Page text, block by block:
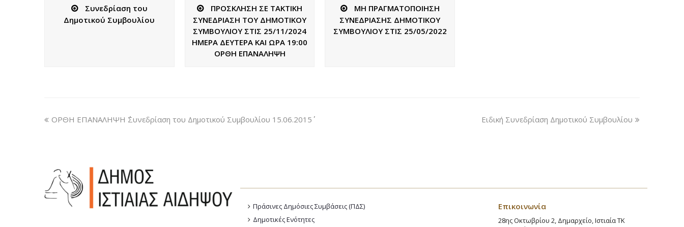
Συνεδρίαση του
Δημοτικού Συμβουλίου
ΠΡΟΣΚΛΗΣΗ ΣΕ ΤΑΚΤΙΚΗ
ΣΥΝΕΔΡΙΑΣΗ ΤΟΥ ΔΗΜΟΤΙΚΟΥ
ΣΥΜΒΟΥΛΙΟΥ ΣΤΙΣ 25/11/2024
ΗΜΕΡΑ ΔΕΥΤΕΡΑ ΚΑΙ ΩΡΑ 19:00
ΟΡΘΗ ΕΠΑΝΑΛΗΨΗ
ΜΗ ΠΡΑΓΜΑΤΟΠΟΙΗΣΗ
ΣΥΝΕΔΡΙΑΣΗΣ ΔΗΜΟΤΙΚΟΥ
ΣΥΜΒΟΥΛΙΟΥ ΣΤΙΣ 25/05/2022
ΟΡΘΗ ΕΠΑΝΑΛΗΨΗ ΄΄Συνεδρίαση του Δημοτικού Συμβουλίου 15.06.2015΄΄ Ειδική Συνεδρίαση Δημοτικού Συμβουλίου
Πράσινες Δημόσιες Συμβάσεις (ΠΔΣ)
Δημοτικές Ενότητες
Επικοινωνία
28ης Οκτωβρίου 2, Δημαρχείο, Ιστιαία ΤΚ